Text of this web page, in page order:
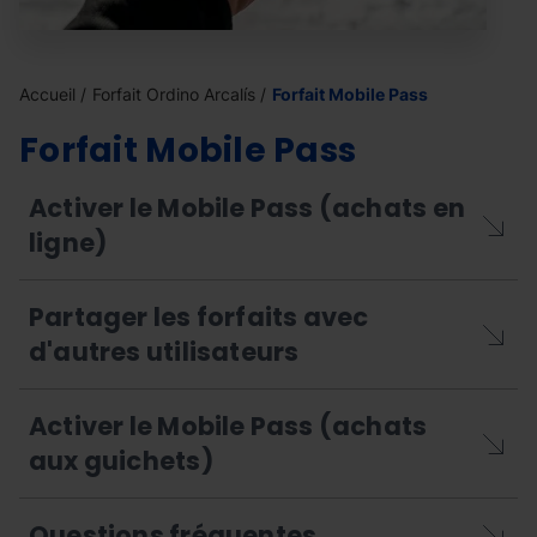
Accueil Forfait Ordino Arcalís Forfait Mobile Pass
Forfait Mobile Pass
Activer le Mobile Pass (achats en
ligne)
Partager les forfaits avec
d'autres utilisateurs
Activer le Mobile Pass (achats
aux guichets)